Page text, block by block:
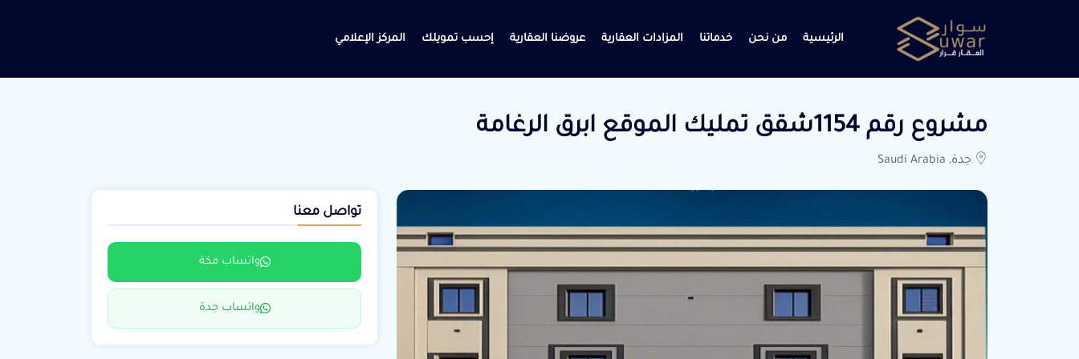
الرئيسية من نحن خدماتنا المزادات العقارية عروضنا العقارية إحسب تمويلك المركز الإعلامي
مشروع رقم 1154شقق تمليك الموقع ابرق الرغامة
جدة, Saudi Arabia
تواصل معنا
واتساب مكة
واتساب جدة